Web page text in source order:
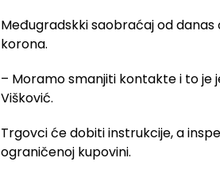
Međugradskki saobraćaj od danas
korona.
– Moramo smanjiti kontakte i to je
Višković.
Trgovci će dobiti instrukcije, a
ograničenoj kupovini.